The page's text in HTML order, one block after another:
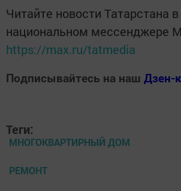
Читайте новости Татарстана в
национальном мессенджере
https://max.ru/tatmedia
Подписывайтесь на наш Дзен-
Теги:
МНОГОКВАРТИРНЫЙ ДОМ
РЕМОНТ